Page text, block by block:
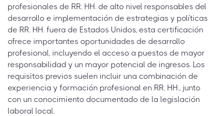
profesionales de RR. HH. de alto nivel responsables del
desarrollo e implementación de estrategias y políticas
de RR. HH. fuera de Estados Unidos, esta certificación
ofrece importantes oportunidades de desarrollo
profesional, incluyendo el acceso a puestos de mayor
responsabilidad y un mayor potencial de ingresos. Los
requisitos previos suelen incluir una combinación de
experiencia y formación profesional en RR. HH., junto
con un conocimiento documentado de la legislación
laboral local.